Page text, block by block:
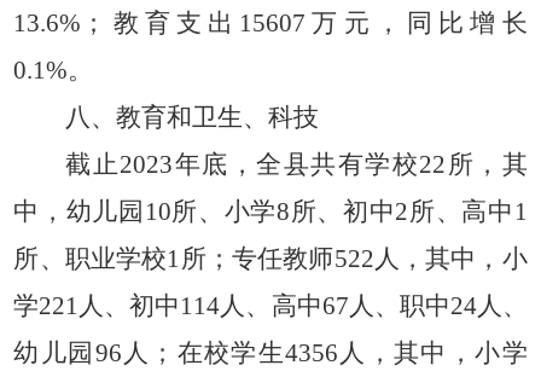
13.6%；教育支出15607万元，同比增长
0.1%。
八、教育和卫生、科技
截止2023年底，全县共有学校22所，其
中，幼儿园10所、小学8所、初中2所、高中1
所、职业学校1所；专任教师522人，其中，小
学221人、初中114人、高中67人、职中24人、
幼儿园96人；在校学生4356人，其中，小学